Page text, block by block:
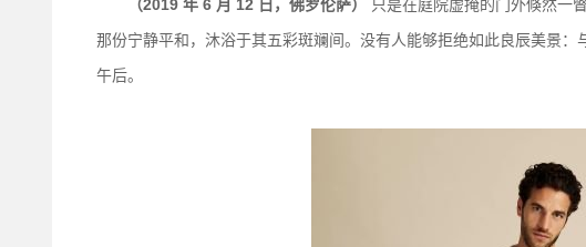
（2019 年 6 月 12 日，佛罗伦萨）
只是在庭院虚掩的门外倏然一
那份宁静平和，沐浴于其五彩斑斓间。没有人能够拒绝如此良辰美景
午后。